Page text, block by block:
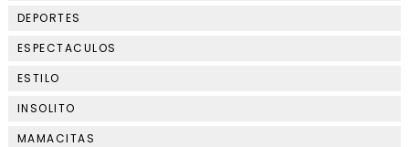
DEPORTES
ESPECTACULOS
ESTILO
INSOLITO
MAMACITAS